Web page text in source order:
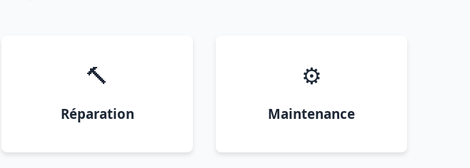
🔨
Réparation
⚙️
Maintenance